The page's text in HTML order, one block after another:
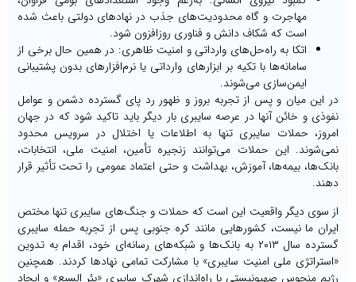
مهاجرت و گاه محدودیت‌های جذب در نهادهای دولتی باعث شده
است که شکاف دانش و فناوری روزافزون شود.
اتکا به راه‌حل‌های وارداتی و امنیت ظاهری: در همین حال برخی از
سامانه‌ها با تکیه بر ابزارهای وارداتی یا نرم‌افزارهای بدون پشتیبانی
ایمن‌سازی می‌شوند.
در این میان و پس از تجربه بروز و ظهور رد پای گسترده دشمن و عوامل
نفوذی و خائن آنها در عرصه سایبری بار دیگر باید تاکید شود که در جهان
امروز، حملات سایبری تنها به اطلاعات یا اختلال در سرویس محدود
نمی‌شوند. این حملات می‌توانند زنجیره تأمین، امنیت ملی، انتخابات،
بانک‌ها، بیمه‌ها، آموزش، بهداشت و حتی اعتماد عمومی را تحت تأثیر قرار
دهند.
از سوی دیگر واقعیت این است که حملات و جنگ‌های سایبری تنها مختص
ایران ما نیست، کشورهایی مانند کره جنوبی پس از تجربه حمله سایبری
گسترده سال ۲۰۱۳ به بانک‌ها و شبکه‌های رسانه‌ای خود، اقدام به تدوین
«استراتژی ملی امنیت سایبری» با مشارکت تمامی نهادها کردند. همچنین
رژیم منحوس صهیونیستی با راه‌اندازی شهرک سایبری «بئر السبع» و ایجاد